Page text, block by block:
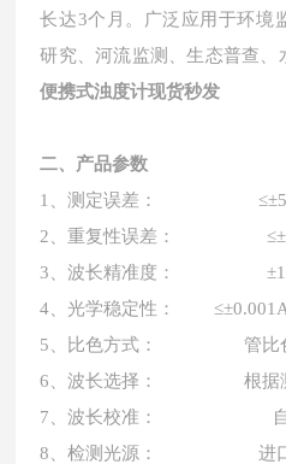
长达3个月。广泛应用于环境
研究、河流监测、生态普查、
便携式浊度计现货秒发
二、产品参数
1、测定误差：
2、重复性误差：
3、波长精准度：
4、光学稳定性： ≤±0.001A/
5、比色方式： 管比色
6、波长选择： 根据测
7、波长校准： 自
8、检测光源： 进口